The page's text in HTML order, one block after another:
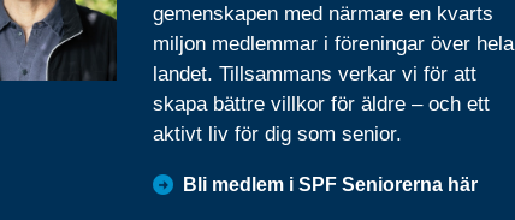
gemenskapen med närmare en kvarts
miljon medlemmar i föreningar över hela
landet. Tillsammans verkar vi för att
skapa bättre villkor för äldre – och ett
aktivt liv för dig som senior.
Bli medlem i SPF Seniorerna här